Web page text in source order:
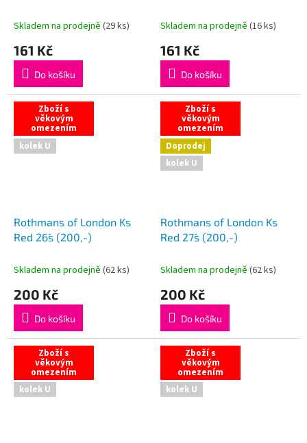
Skladem na prodejně (29 ks)
161 Kč
Do košíku
Skladem na prodejně (16 ks)
161 Kč
Do košíku
Zboží s
věkovým
omezením
kolek U
Rothmans of London Ks
Red 26´s (200,-)
Skladem na prodejně (62 ks)
200 Kč
Do košíku
Zboží s
věkovým
omezením
Doprodej
kolek U
Rothmans of London Ks
Red 27´s (200,-)
Skladem na prodejně (62 ks)
200 Kč
Do košíku
Zboží s
věkovým
omezením
kolek U
Zboží s
věkovým
omezením
kolek U